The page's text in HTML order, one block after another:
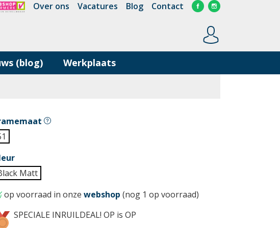
Over ons Vacatures Blog Contact
(blog) Werkplaats
Matt
op voorraad in onze webshop (nog 1 op voorraad)
SPECIALE INRUILDEAL! OP is OP